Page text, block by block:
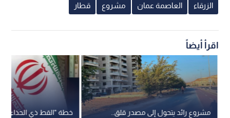
الزرقاء العاصمة عمان مشروع قطار
اقرأ أيضاً
خطة "القط ذي
مشروع رائد يتحول إلى مصدر قلق..